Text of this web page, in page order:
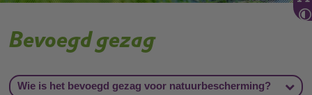
Bevoegd gezag
Wie is het bevoegd gezag voor natuurbescherming?